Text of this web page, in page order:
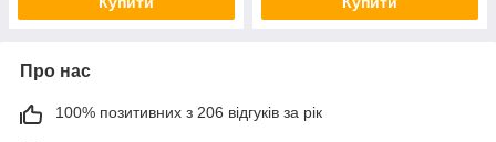
Про нас
100% позитивних з 206 відгуків за рік